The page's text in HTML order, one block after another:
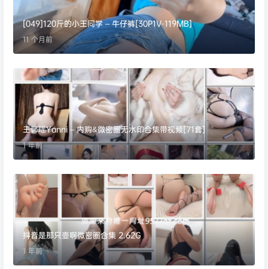
[049]120斤的小王同学 – 牛仔裤[30P1V-119MB]
11 个月前
王馨瑶Yanni – 内购&微密圈无水印合集带视频[71套]
1 年前
抖音是那只壶啊微密圈合集 2.62G
1 年前